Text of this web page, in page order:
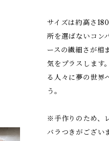
サイズは約高さ
所を選ばないコン
ースの繊細さが相
気をプラスします
る人々に夢の世界
う。
※手作りのため、
バラつきがござい